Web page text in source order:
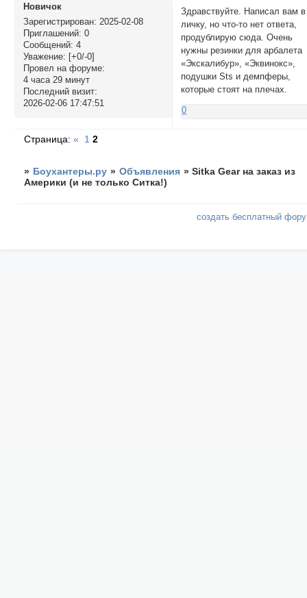
Новичок
Зарегистрирован: 2025-02-08
Приглашений: 0
Сообщений: 4
Уважение: [+0/-0]
Провел на форуме:
4 часа 29 минут
Последний визит:
2026-02-06 17:47:51
Здравствуйте. Написал вам в
личку, но что-то нет ответа,
продублирую сюда. Очень
нужны резинки для арбалета
«Экскалибур», «Эквинокс»,
подушки Sts и демпферы,
которые стоят на плечах.
0
Страница:« 1 2
» Боухантеры.ру » Объявления »Sitka Gear на заказ из
Америки (и не только Ситка!)
создать бесплатный